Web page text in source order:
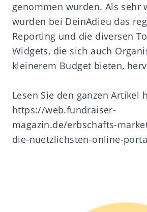
genommen wurden. Als sehr
wurden bei DeinAdieu das
Reporting und die diversen
Widgets, die sich auch
kleinerem Budget bieten,
Lesen Sie den ganzen Artikel
https://web.fundraiser-
magazin.de/erbschafts-
die-nuetzlichsten-online-